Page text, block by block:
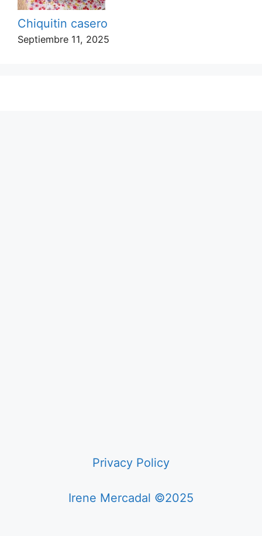
Chiquitin casero
Septiembre 11, 2025
Privacy Policy
Irene Mercadal ©2025